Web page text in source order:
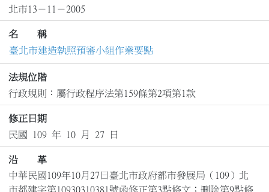
北市13－11－2005
名 稱
臺北市建造執照預審小組作業要點
法規位階
行政規則：屬行政程序法第159條第2項第1款
修正日期
民國 109 年 10 月 27 日
沿 革
中華民國109年10月27日臺北市政府都市發展局（109）北
市都建字第10930310381號函修正第3點條文；刪除第9點條